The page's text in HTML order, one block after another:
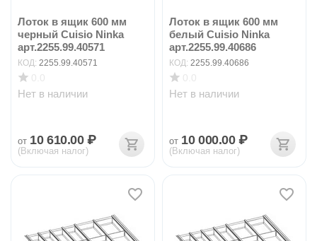
Лоток в ящик 600 мм
черный Cuisio Ninka
арт.2255.99.40571
КОД: 2255.99.40571
Нет в наличии
от 10 610.00 ₽
(Включая налог)
Лоток в ящик 600 мм
белый Cuisio Ninka
арт.2255.99.40686
КОД: 2255.99.40686
Нет в наличии
от 10 000.00 ₽
(Включая налог)